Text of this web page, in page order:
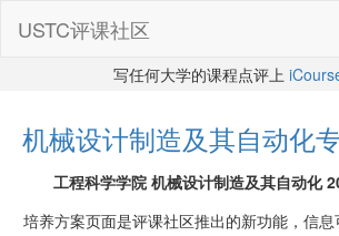
USTC评课社区
写任何大学的课程点评上
机械设计制造及其自动化
工程科学学院 机械设计制造及其自动化
培养方案页面是评课社区推出的新功能，信